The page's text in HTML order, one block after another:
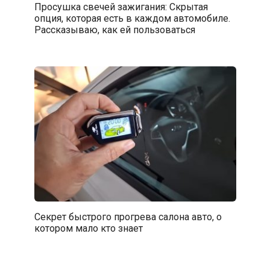
Просушка свечей зажигания: Скрытая
опция, которая есть в каждом автомобиле.
Рассказываю, как ей пользоваться
Секрет быстрого прогрева салона авто, о
котором мало кто знает